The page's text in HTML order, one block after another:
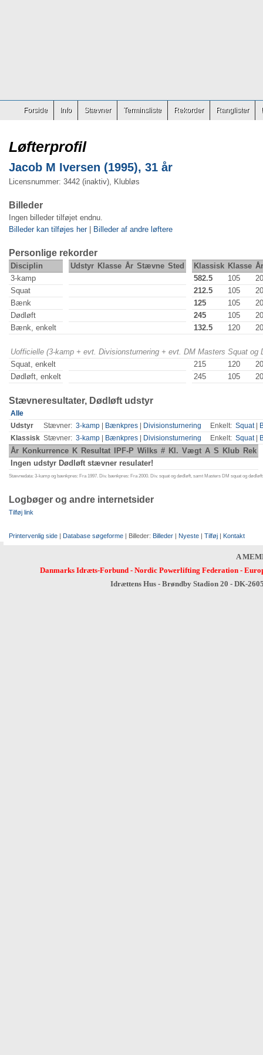
Forside Info Stævner Terminsliste Rekorder Ranglister
Løfterprofil
Jacob M Iversen (1995), 31 år
Licensnummer: 3442 (inaktiv), Klubløs
Billeder
Ingen billeder tilføjet endnu.
Billeder kan tilføjes her| Billeder af andre løftere
Personlige rekorder
Disciplin Udstyr Klasse År Stævne Sted Klassisk Klasse År
3-kamp
582.5 105
Squat
212.5 105
Bænk
125 105
Dødløft
245 105
Bænk, enkelt
132.5 120
Uofficielle (3-kamp + evt. Divisionsturnering + evt. DM Masters Squat
Squat, enkelt
215 120
Dødløft, enkelt
245 105
Stævneresultater, Dødløft udstyr
Alle
Udstyr
Stævner: 3-kamp Bænkpres Divisionsturnering Enkelt: Squat|
Klassisk Stævner: 3-kamp Bænkpres Divisionsturnering Enkelt: Squat|
År Konkurrence K Resultat IPF-P Wilks # Kl. Vægt A S Klub Rek
Ingen udstyr Dødløft stævner resulater!
Stævnedata: 3-kamp og bænkpres: Fra 1997. Div. bænkpres: Fra 2000. Div. squat og dødløft, samt Masters DM squat og
Logbøger og andre internetsider
Tilføj link
Printervenlig side | Database søgeforme | Billeder: Billeder | Nyeste | Tilføj | Kontakt
A
Danmarks Idræts-Forbund- Nordic Powerlifting Federation-
Idrættens Hus - Brøndby Stadion 20 - DK-